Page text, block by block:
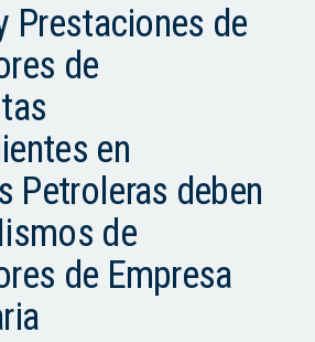
Prestaciones de
de
en
Petroleras deben
de
de Empresa